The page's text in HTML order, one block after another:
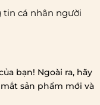
chuyển
tin cá nhân người
bạn! Ngoài ra, hãy
sản phẩm mới và